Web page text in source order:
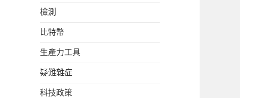
檢測
比特幣
生產力工具
疑難雜症
科技政策